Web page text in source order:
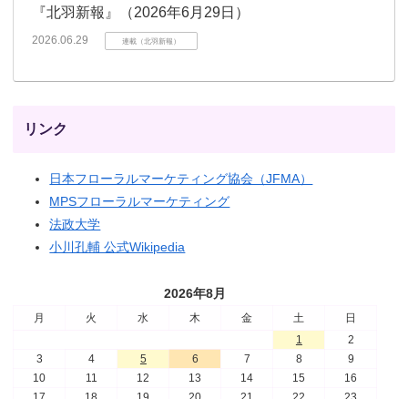
『北羽新報』（2026年6月29日）
2026.06.29 連載（北羽新報）
リンク
日本フローラルマーケティング協会（JFMA）
MPSフローラルマーケティング
法政大学
小川孔輔 公式Wikipedia
2026年8月
月 火 水 木 金 土
日
1
2
3
4 5 6 7 8
9
10
11 12 13 14 15
16
17
18 19 20 21 22 23